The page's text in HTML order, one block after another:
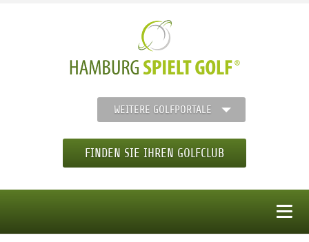
WEITERE GOLFPORTALE
FINDEN SIE IHREN GOLFCLUB